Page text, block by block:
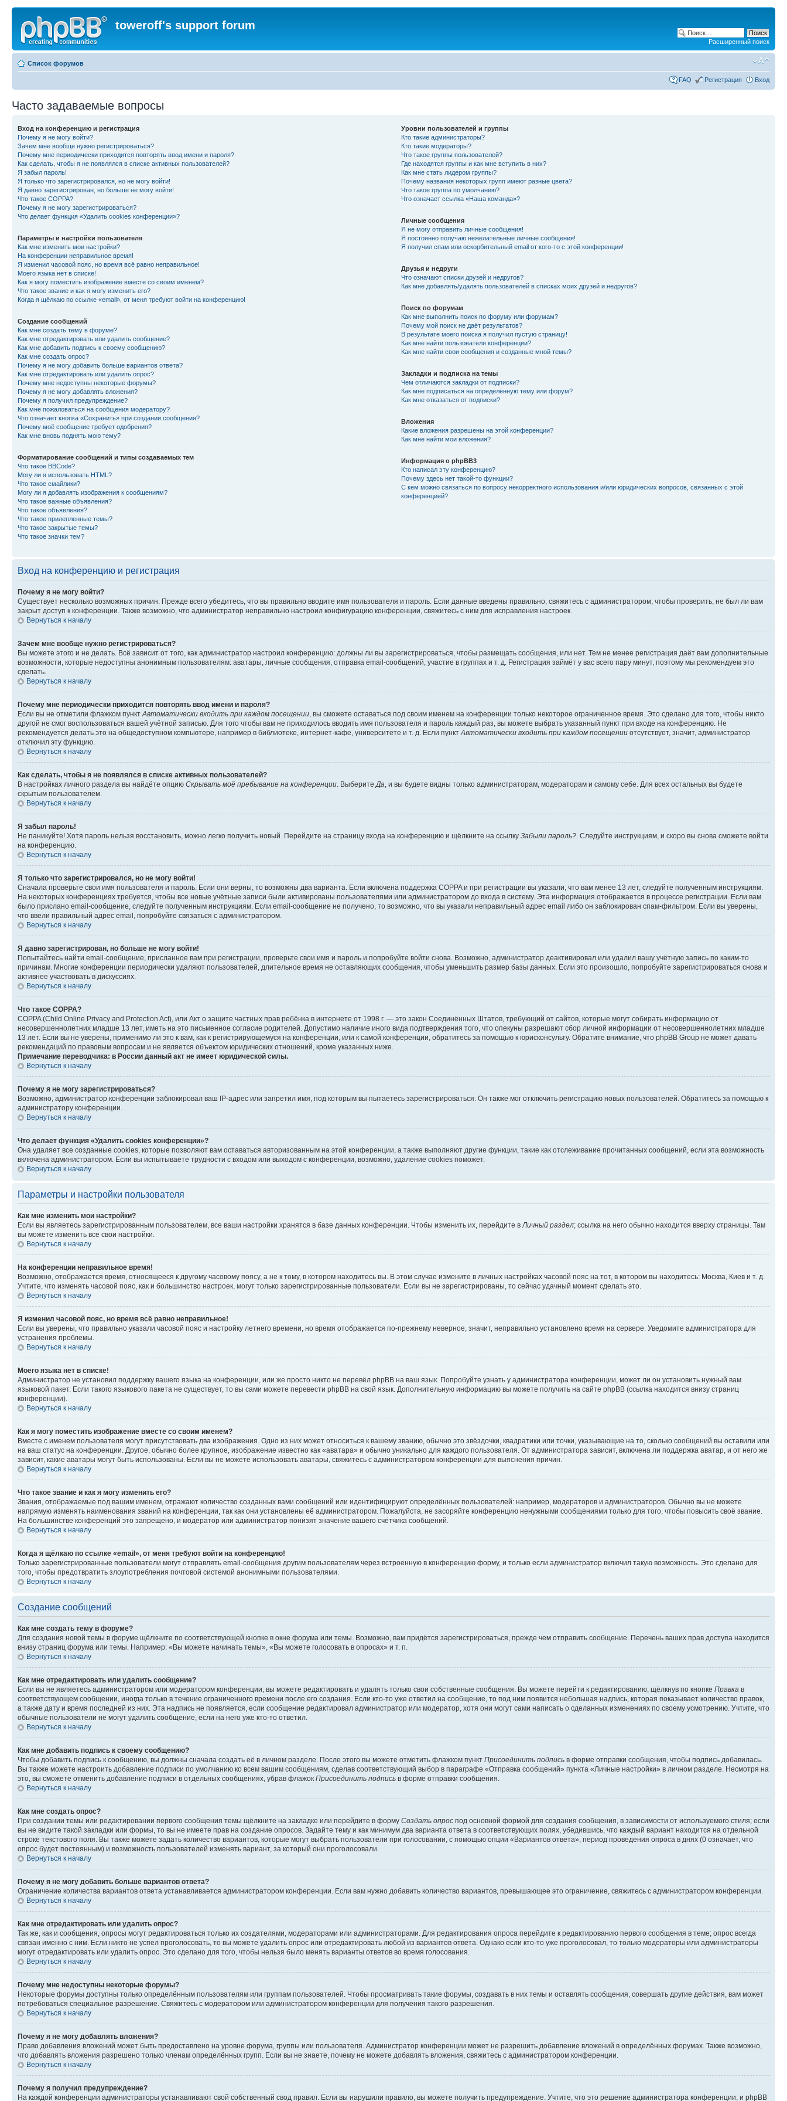
toweroff's support forum
Расширенный поиск
Список форумов
FAQ Регистрация Вход
Часто задаваемые вопросы
Вход на конференцию и регистрация
Почему я не могу войти?
Зачем мне вообще нужно регистрироваться?
Почему мне периодически приходится повторять ввод имени и пароля?
Как сделать, чтобы я не появлялся в списке активных пользователей?
Я забыл пароль!
Я только что зарегистрировался, но не могу войти!
Я давно зарегистрирован, но больше не могу войти!
Что такое COPPA?
Почему я не могу зарегистрироваться?
Что делает функция «Удалить cookies конференции»?
Параметры и настройки пользователя
Как мне изменить мои настройки?
На конференции неправильное время!
Я изменил часовой пояс, но время всё равно неправильное!
Моего языка нет в списке!
Как я могу поместить изображение вместе со своим именем?
Что такое звание и как я могу изменить его?
Когда я щёлкаю по ссылке «email», от меня требуют войти на конференцию!
Создание сообщений
Как мне создать тему в форуме?
Как мне отредактировать или удалить сообщение?
Как мне добавить подпись к своему сообщению?
Как мне создать опрос?
Почему я не могу добавить больше вариантов ответа?
Как мне отредактировать или удалить опрос?
Почему мне недоступны некоторые форумы?
Почему я не могу добавлять вложения?
Почему я получил предупреждение?
Как мне пожаловаться на сообщения модератору?
Что означает кнопка «Сохранить» при создании сообщения?
Почему моё сообщение требует одобрения?
Как мне вновь поднять мою тему?
Форматирование сообщений и типы создаваемых тем
Что такое BBCode?
Могу ли я использовать HTML?
Что такое смайлики?
Могу ли я добавлять изображения к сообщениям?
Что такое важные объявления?
Что такое объявления?
Что такое прилепленные темы?
Что такое закрытые темы?
Что такое значки тем?
Уровни пользователей и группы
Кто такие администраторы?
Кто такие модераторы?
Что такое группы пользователей?
Где находятся группы и как мне вступить в них?
Как мне стать лидером группы?
Почему названия некоторых групп имеют разные цвета?
Что такое группа по умолчанию?
Что означает ссылка «Наша команда»?
Личные сообщения
Я не могу отправить личные сообщения!
Я постоянно получаю нежелательные личные сообщения!
Я получил спам или оскорбительный email от кого-то с этой конференции!
Друзья и недруги
Что означают списки друзей и недругов?
Как мне добавлять/удалять пользователей в списках моих друзей и недругов?
Поиск по форумам
Как мне выполнить поиск по форуму или форумам?
Почему мой поиск не даёт результатов?
В результате моего поиска я получил пустую страницу!
Как мне найти пользователя конференции?
Как мне найти свои сообщения и созданные мной темы?
Закладки и подписка на темы
Чем отличаются закладки от подписки?
Как мне подписаться на определённую тему или форум?
Как мне отказаться от подписки?
Вложения
Какие вложения разрешены на этой конференции?
Как мне найти мои вложения?
Информация о phpBB3
Кто написал эту конференцию?
Почему здесь нет такой-то функции?
С кем можно связаться по вопросу некорректного использования и/или юридических вопросов, связанных с этой
конференцией?
Вход на конференцию и регистрация
Почему я не могу войти?
Существует несколько возможных причин. Прежде всего убедитесь, что вы правильно вводите имя пользователя и пароль. Если данные введены правильно, свяжитесь с администратором, чтобы проверить, не был ли вам
закрыт доступ к конференции. Также возможно, что администратор неправильно настроил конфигурацию конференции, свяжитесь с ним для исправления настроек.
Вернуться к началу
Зачем мне вообще нужно регистрироваться?
Вы можете этого и не делать. Всё зависит от того, как администратор настроил конференцию: должны ли вы зарегистрироваться, чтобы размещать сообщения, или нет. Тем не менее регистрация даёт вам дополнительные
возможности, которые недоступны анонимным пользователям: аватары, личные сообщения, отправка email-сообщений, участие в группах и т. д. Регистрация займёт у вас всего пару минут, поэтому мы рекомендуем это
сделать.
Вернуться к началу
Почему мне периодически приходится повторять ввод имени и пароля?
Если вы не отметили флажком пунктАвтоматически входить при каждом посещении, вы сможете оставаться под своим именем на конференции только некоторое ограниченное время. Это сделано для того, чтобы никто
другой не смог воспользоваться вашей учётной записью. Для того чтобы вам не приходилось вводить имя пользователя и пароль каждый раз, вы можете выбрать указанный пункт при входе на конференцию. Не
рекомендуется делать это на общедоступном компьютере, например в библиотеке, интернет-кафе, университете и т. д. Если пунктАвтоматически входить при каждом посещении отсутствует, значит, администратор
отключил эту функцию.
Вернуться к началу
Как сделать, чтобы я не появлялся в списке активных пользователей?
В настройках личного раздела вы найдёте опцию Скрывать моё пребывание на конференции. ВыберитеДа, и вы будете видны только администраторам, модераторам и самому себе. Для всех остальных вы будете
скрытым пользователем.
Вернуться к началу
Я забыл пароль!
Не паникуйте! Хотя пароль нельзя восстановить, можно легко получить новый. Перейдите на страницу входа на конференцию и щёлкните на ссылку Забыли пароль?. Следуйте инструкциям, и скоро вы снова сможете войти
на конференцию.
Вернуться к началу
Я только что зарегистрировался, но не могу войти!
Сначала проверьте свои имя пользователя и пароль. Если они верны, то возможны два варианта. Если включена поддержка COPPA и при регистрации вы указали, что вам менее 13 лет, следуйте полученным инструкциям.
На некоторых конференциях требуется, чтобы все новые учётные записи были активированы пользователями или администратором до входа в систему. Эта информация отображается в процессе регистрации. Если вам
было прислано email-сообщение, следуйте полученным инструкциям. Если email-сообщение не получено, то возможно, что вы указали неправильный адрес email либо он заблокирован спам-фильтром. Если вы уверены,
что ввели правильный адрес email, попробуйте связаться с администратором.
Вернуться к началу
Я давно зарегистрирован, но больше не могу войти!
Попытайтесь найти email-сообщение, присланное вам при регистрации, проверьте свои имя и пароль и попробуйте войти снова. Возможно, администратор деактивировал или удалил вашу учётную запись по каким-то
причинам. Многие конференции периодически удаляют пользователей, длительное время не оставляющих сообщения, чтобы уменьшить размер базы данных. Если это произошло, попробуйте зарегистрироваться снова и
активнее участвовать в дискуссиях.
Вернуться к началу
Что такое COPPA?
COPPA (Child Online Privacy and Protection Act), или Акт о защите частных прав ребёнка в интернете от 1998 г. — это закон Соединённых Штатов, требующий от сайтов, которые могут собирать информацию от
несовершеннолетних младше 13 лет, иметь на это письменное согласие родителей. Допустимо наличие иного вида подтверждения того, что опекуны разрешают сбор личной информации от несовершеннолетних младше
13 лет. Если вы не уверены, применимо ли это к вам, как к регистрирующемуся на конференции, или к самой конференции, обратитесь за помощью к юрисконсульту. Обратите внимание, что phpBB Group не может давать
рекомендаций по правовым вопросам и не является объектом юридических отношений, кроме указанных ниже.
Примечание переводчика: в России данный акт не имеет юридической силы.
Вернуться к началу
Почему я не могу зарегистрироваться?
Возможно, администратор конференции заблокировал ваш IP-адрес или запретил имя, под которым вы пытаетесь зарегистрироваться. Он также мог отключить регистрацию новых пользователей. Обратитесь за помощью к
администратору конференции.
Вернуться к началу
Что делает функция «Удалить cookies конференции»?
Она удаляет все созданные cookies, которые позволяют вам оставаться авторизованным на этой конференции, а также выполняют другие функции, такие как отслеживание прочитанных сообщений, если эта возможность
включена администратором. Если вы испытываете трудности с входом или выходом с конференции, возможно, удаление cookies поможет.
Вернуться к началу
Параметры и настройки пользователя
Как мне изменить мои настройки?
Если вы являетесь зарегистрированным пользователем, все ваши настройки хранятся в базе данных конференции. Чтобы изменить их, перейдите вЛичный раздел; ссылка на него обычно находится вверху страницы. Там
вы можете изменить все свои настройки.
Вернуться к началу
На конференции неправильное время!
Возможно, отображается время, относящееся к другому часовому поясу, а не к тому, в котором находитесь вы. В этом случае измените в личных настройках часовой пояс на тот, в котором вы находитесь: Москва, Киев и т. д.
Учтите, что изменять часовой пояс, как и большинство настроек, могут только зарегистрированные пользователи. Если вы не зарегистрированы, то сейчас удачный момент сделать это.
Вернуться к началу
Я изменил часовой пояс, но время всё равно неправильное!
Если вы уверены, что правильно указали часовой пояс и настройку летнего времени, но время отображается по-прежнему неверное, значит, неправильно установлено время на сервере. Уведомите администратора для
устранения проблемы.
Вернуться к началу
Моего языка нет в списке!
Администратор не установил поддержку вашего языка на конференции, или же просто никто не перевёл phpBB на ваш язык. Попробуйте узнать у администратора конференции, может ли он установить нужный вам
языковой пакет. Если такого языкового пакета не существует, то вы сами можете перевести phpBB на свой язык. Дополнительную информацию вы можете получить на сайте phpBB (ссылка находится внизу страниц
конференции).
Вернуться к началу
Как я могу поместить изображение вместе со своим именем?
Вместе с именем пользователя могут присутствовать два изображения. Одно из них может относиться к вашему званию, обычно это звёздочки, квадратики или точки, указывающие на то, сколько сообщений вы оставили или
на ваш статус на конференции. Другое, обычно более крупное, изображение известно как «аватара» и обычно уникально для каждого пользователя. От администратора зависит, включена ли поддержка аватар, и от него же
зависит, какие аватары могут быть использованы. Если вы не можете использовать аватары, свяжитесь с администратором конференции для выяснения причин.
Вернуться к началу
Что такое звание и как я могу изменить его?
Звания, отображаемые под вашим именем, отражают количество созданных вами сообщений или идентифицируют определённых пользователей: например, модераторов и администраторов. Обычно вы не можете
напрямую изменять наименования званий на конференции, так как они установлены её администратором. Пожалуйста, не засоряйте конференцию ненужными сообщениями только для того, чтобы повысить своё звание.
На большинстве конференций это запрещено, и модератор или администратор понизят значение вашего счётчика сообщений.
Вернуться к началу
Когда я щёлкаю по ссылке «email», от меня требуют войти на конференцию!
Только зарегистрированные пользователи могут отправлять email-сообщения другим пользователям через встроенную в конференцию форму, и только если администратор включил такую возможность. Это сделано для
того, чтобы предотвратить злоупотребления почтовой системой анонимными пользователями.
Вернуться к началу
Создание сообщений
Как мне создать тему в форуме?
Для создания новой темы в форуме щёлкните по соответствующей кнопке в окне форума или темы. Возможно, вам придётся зарегистрироваться, прежде чем отправить сообщение. Перечень ваших прав доступа находится
внизу страниц форума или темы. Например: «Вы можете начинать темы», «Вы можете голосовать в опросах» и т. п.
Вернуться к началу
Как мне отредактировать или удалить сообщение?
Если вы не являетесь администратором или модератором конференции, вы можете редактировать и удалять только свои собственные сообщения. Вы можете перейти к редактированию, щёлкнув по кнопке Правка в
соответствующем сообщении, иногда только в течение ограниченного времени после его создания. Если кто-то уже ответил на сообщение, то под ним появится небольшая надпись, которая показывает количество правок,
а также дату и время последней из них. Эта надпись не появляется, если сообщение редактировал администратор или модератор, хотя они могут сами написать о сделанных изменениях по своему усмотрению. Учтите, что
обычные пользователи не могут удалить сообщение, если на него уже кто-то ответил.
Вернуться к началу
Как мне добавить подпись к своему сообщению?
Чтобы добавить подпись к сообщению, вы должны сначала создать её в личном разделе. После этого вы можете отметить флажком пункт Присоединить подпись в форме отправки сообщения, чтобы подпись добавилась.
Вы также можете настроить добавление подписи по умолчанию ко всем вашим сообщениям, сделав соответствующий выбор в параграфе «Отправка сообщений» пункта «Личные настройки» в личном разделе. Несмотря на
это, вы сможете отменить добавление подписи в отдельных сообщениях, убрав флажок Присоединить подпись в форме отправки сообщения.
Вернуться к началу
Как мне создать опрос?
При создании темы или редактировании первого сообщения темы щёлкните на закладке или перейдите в форму Создать опрос под основной формой для создания сообщения, в зависимости от используемого стиля; если
вы не видите такой закладки или формы, то вы не имеете прав на создание опросов. Задайте тему и как минимум два варианта ответа в соответствующих полях, убедившись, что каждый вариант находится на отдельной
строке текстового поля. Вы также можете задать количество вариантов, которые могут выбрать пользователи при голосовании, с помощью опции «Вариантов ответа», период проведения опроса в днях (0 означает, что
опрос будет постоянным) и возможность пользователей изменять вариант, за который они проголосовали.
Вернуться к началу
Почему я не могу добавить больше вариантов ответа?
Ограничение количества вариантов ответа устанавливается администратором конференции. Если вам нужно добавить количество вариантов, превышающее это ограничение, свяжитесь с администратором конференции.
Вернуться к началу
Как мне отредактировать или удалить опрос?
Так же, как и сообщения, опросы могут редактироваться только их создателями, модераторами или администраторами. Для редактирования опроса перейдите к редактированию первого сообщения в теме; опрос всегда
связан именно с ним. Если никто не успел проголосовать, то вы можете удалить опрос или отредактировать любой из вариантов ответа. Однако если кто-то уже проголосовал, то только модераторы или администраторы
могут отредактировать или удалить опрос. Это сделано для того, чтобы нельзя было менять варианты ответов во время голосования.
Вернуться к началу
Почему мне недоступны некоторые форумы?
Некоторые форумы доступны только определённым пользователям или группам пользователей. Чтобы просматривать такие форумы, создавать в них темы и оставлять сообщения, совершать другие действия, вам может
потребоваться специальное разрешение. Свяжитесь с модератором или администратором конференции для получения такого разрешения.
Вернуться к началу
Почему я не могу добавлять вложения?
Право добавления вложений может быть предоставлено на уровне форума, группы или пользователя. Администратор конференции может не разрешить добавление вложений в определённых форумах. Также возможно,
что добавлять вложения разрешено только членам определённых групп. Если вы не знаете, почему не можете добавлять вложения, свяжитесь с администратором конференции.
Вернуться к началу
Почему я получил предупреждение?
На каждой конференции администраторы устанавливают свой собственный свод правил. Если вы нарушили правило, вы можете получить предупреждение. Учтите, что это решение администратора конференции, и phpBB